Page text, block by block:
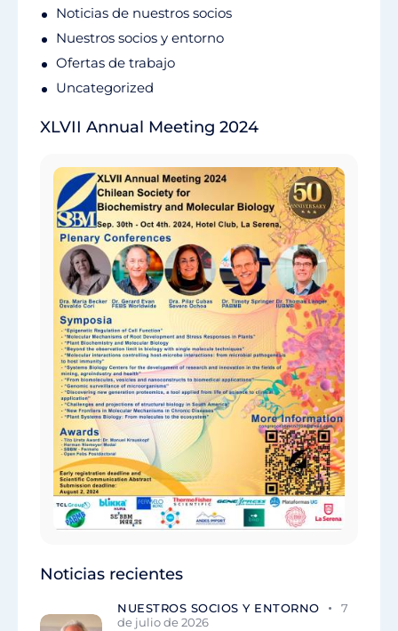
Noticias de nuestros socios
Nuestros socios y entorno
Ofertas de trabajo
Uncategorized
XLVII Annual Meeting 2024
Noticias recientes
NUESTROS SOCIOS Y ENTORNO
7
de julio de 2026